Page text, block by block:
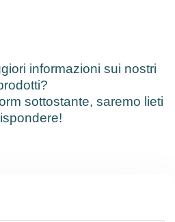
informazioni sui nostri
sottostante, saremo lieti